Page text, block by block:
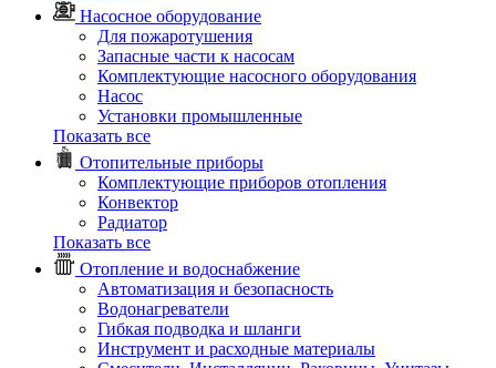
Насосное оборудование
Для пожаротушения
Запасные части к насосам
Комплектующие насосного оборудования
Насос
Установки промышленные
Показать все
Отопительные приборы
Комплектующие приборов отопления
Конвектор
Радиатор
Показать все
Отопление и водоснабжение
Автоматизация и безопасность
Водонагреватели
Гибкая подводка и шланги
Инструмент и расходные материалы